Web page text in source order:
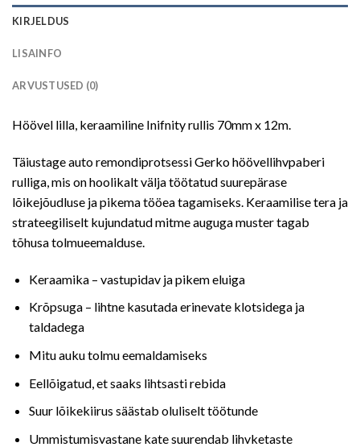
KIRJELDUS
LISAINFO
ARVUSTUSED (0)
Höövel lilla, keraamiline Inifnity rullis 70mm x 12m.
Täiustage auto remondiprotsessi Gerko höövellihvpaberi
rulliga, mis on hoolikalt välja töötatud suurepärase
lõikejõudluse ja pikema tööea tagamiseks. Keraamilise tera ja
strateegiliselt kujundatud mitme auguga muster tagab
tõhusa tolmueemalduse.
Keraamika – vastupidav ja pikem eluiga
Krõpsuga – lihtne kasutada erinevate klotsidega ja
taldadega
Mitu auku tolmu eemaldamiseks
Eellõigatud, et saaks lihtsasti rebida
Suur lõikekiirus säästab oluliselt töötunde
Ummistumisvastane kate suurendab lihvketaste